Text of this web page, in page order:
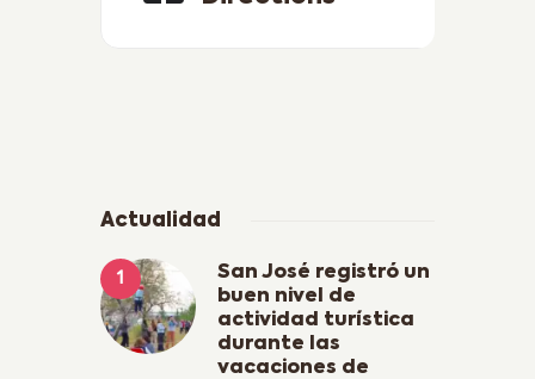
Actualidad
San José registró un
buen nivel de
actividad turística
durante las
vacaciones de